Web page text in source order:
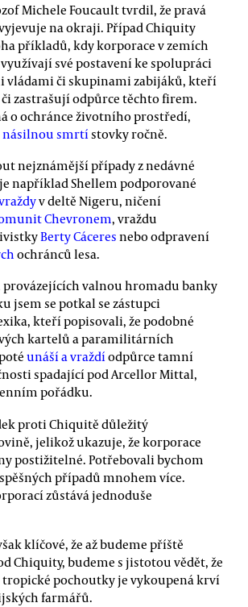
Michele Foucault tvrdil, že pravá
na okraji. Případ Chiquity
příkladů, kdy korporace v zemích
své postavení ke spolupráci
vládami či skupinami zabijáků, kteří
zastrašují odpůrce těchto firem.
o ochránce životního prostředí,
násilnou smrtí stovky ročně.
nejznámější případy z nedávné
například Shellem podporované
v deltě Nigeru, ničení
Chevronem, vraždu
Berty Cáceres nebo odpravení
ochránců lesa.
valnou hromadu banky
jsem se potkal se zástupci
kteří popisovali, že podobné
kartelů a paramilitárních
unáší a vraždíodpůrce tamní
spadající pod Arcellor Mittal,
pořádku.
proti Chiquitě důležitý
jelikož ukazuje, že korporace
postižitelné. Potřebovali bychom
případů mnohem více.
zůstává jednoduše
klíčové, že až budeme příště
Chiquity, budeme s jistotou vědět, že
pochoutky je vykoupená krví
farmářů.